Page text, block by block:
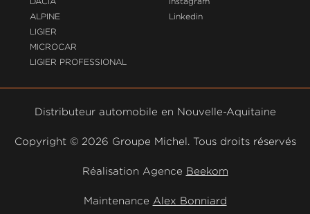
ALPINE
LIGIER
MICROCAR
LIGIER PROFESSIONAL
Linkedin
Distributeur automobile en Nouvelle-Aquitaine
Copyright © 2026 Groupe Michel. Tous droits réservés
Réalisation Agence Beekom
Maintenance Alex Bonniard